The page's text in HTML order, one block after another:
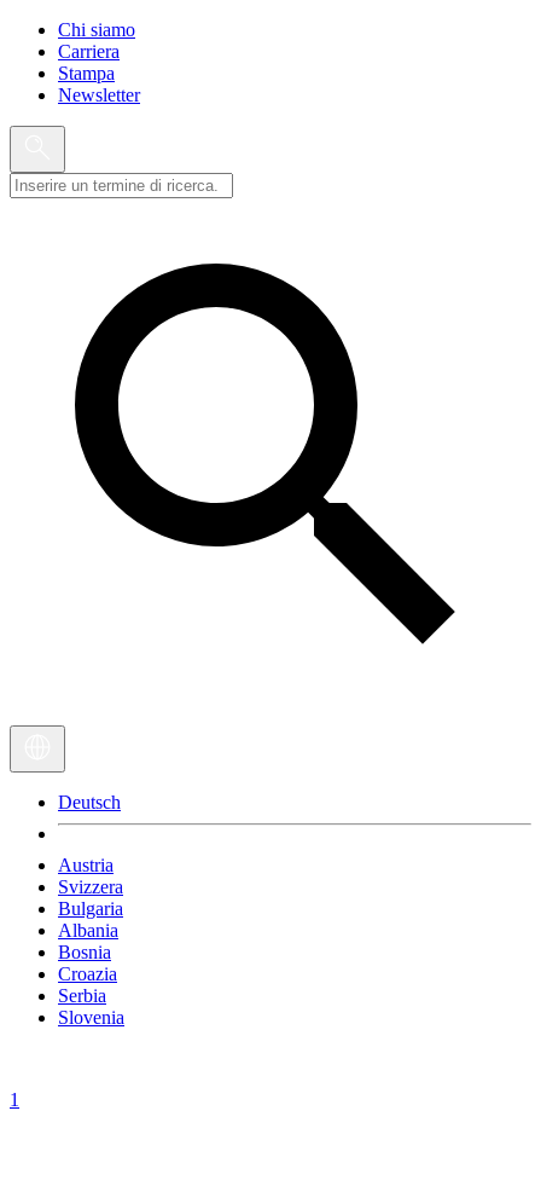
Chi siamo
Carriera
Stampa
Newsletter
Deutsch
Austria
Svizzera
Bulgaria
Albania
Bosnia
Croazia
Serbia
Slovenia
1